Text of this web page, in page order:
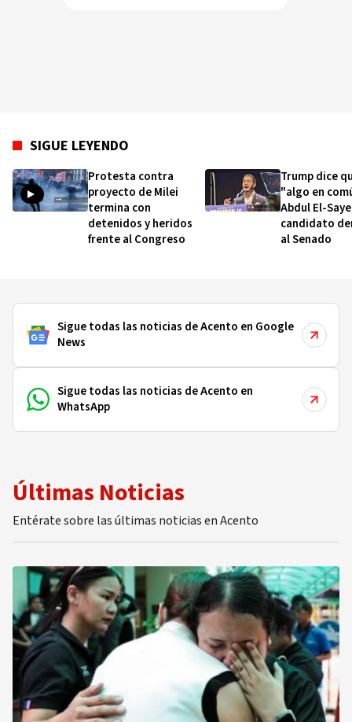
SIGUE LEYENDO
Protesta contra
proyecto de Milei
termina con
detenidos y heridos
frente al Congreso
Trump dice
"algo en
Abdul El-
candidato
al Senado
Sigue todas las noticias de Acento en Google
News
Sigue todas las noticias de Acento en
WhatsApp